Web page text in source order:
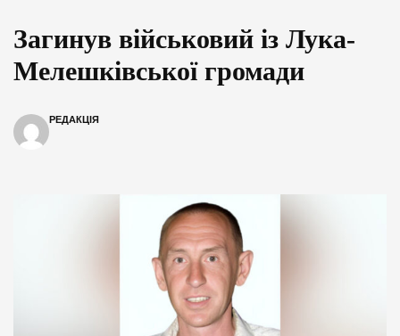
Загинув військовий із Лука-
Мелешківської громади
РЕДАКЦІЯ